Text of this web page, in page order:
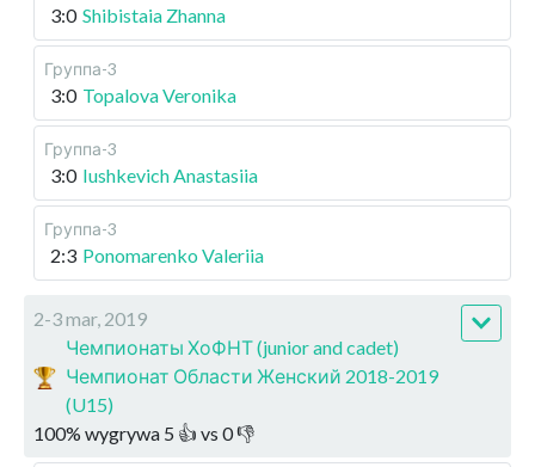
3:0 Shibistaia Zhanna
Группа-3
3:0 Topalova Veronika
Группа-3
3:0 Iushkevich Anastasiia
Группа-3
2:3 Ponomarenko Valeriia
2-3 mar, 2019
Чемпионаты ХоФНТ (junior and cadet)
Чемпионат Области Женский 2018-2019
(U15)
100% wygrywa 5 👍 vs 0👎